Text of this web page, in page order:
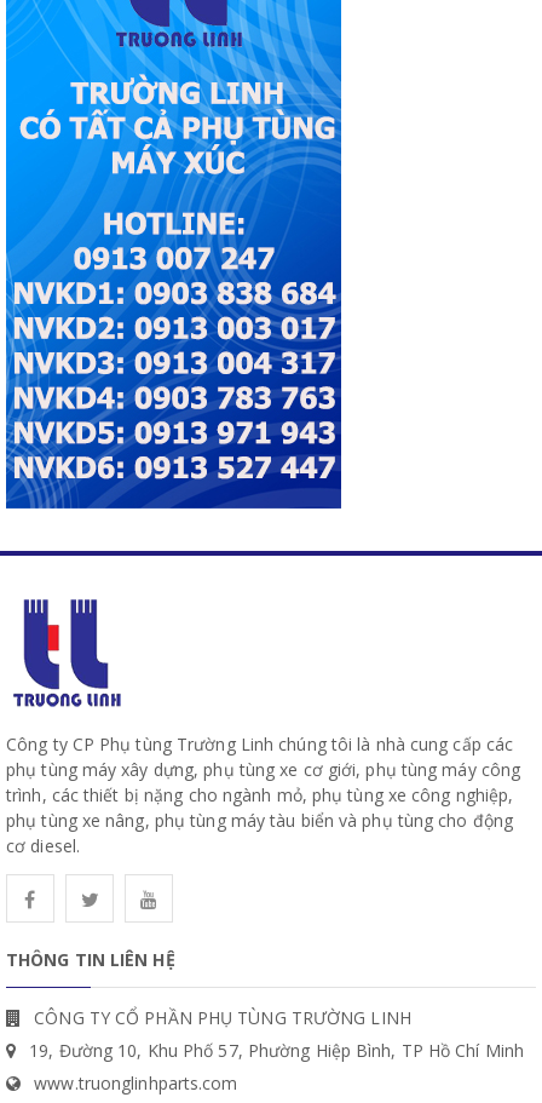
Công ty CP Phụ tùng Trường Linh chúng tôi là nhà cung cấp các
phụ tùng máy xây dựng, phụ tùng xe cơ giới, phụ tùng máy công
trình, các thiết bị nặng cho ngành mỏ, phụ tùng xe công nghiệp,
phụ tùng xe nâng, phụ tùng máy tàu biển và phụ tùng cho động
cơ diesel.
THÔNG TIN LIÊN HỆ
CÔNG TY CỔ PHẦN PHỤ TÙNG TRƯỜNG LINH
19, Đường 10, Khu Phố 57, Phường Hiệp Bình, TP Hồ Chí Minh
www.truonglinhparts.com